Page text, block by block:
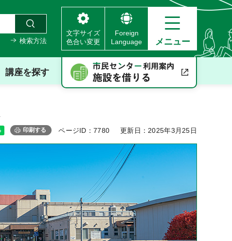
検索方法
文字サイズ
色合い変更
Foreign
Language
メニュー
講座を探す
印刷する ページID：7780 更新日：2025年3月25日